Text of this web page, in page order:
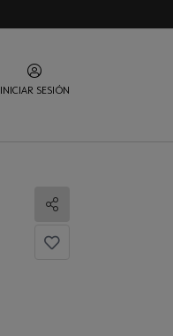
INICIAR SESIÓN
Compartir